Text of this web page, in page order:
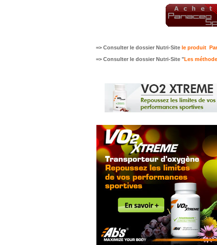
=> Consulter le dossier Nutri-Site le produit
=> Consulter le dossier Nutri-Site "Les